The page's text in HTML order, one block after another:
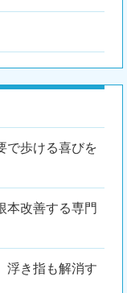
で歩ける喜びを
改善する専門
き指も解消す